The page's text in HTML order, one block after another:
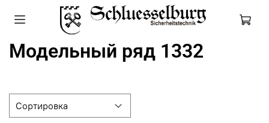
Модельный ряд 1332